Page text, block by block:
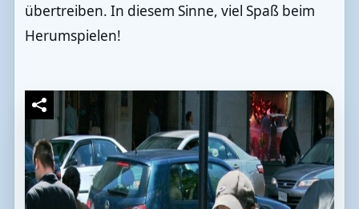
übertreiben. In diesem Sinne, viel Spaß beim
Herumspielen!